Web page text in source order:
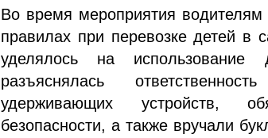
Во время мероприятия
правилах при перевозке детей в
уделялось на использование
разъяснялась
удерживающих устройств,
безопасности, а также вручали